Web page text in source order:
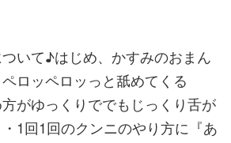
いて♪はじめ、かすみのおまん
ロッペロッっと舐めてくる
がゆっくりででもじっくり舌が
1回1回のクンニのやり方に『あ